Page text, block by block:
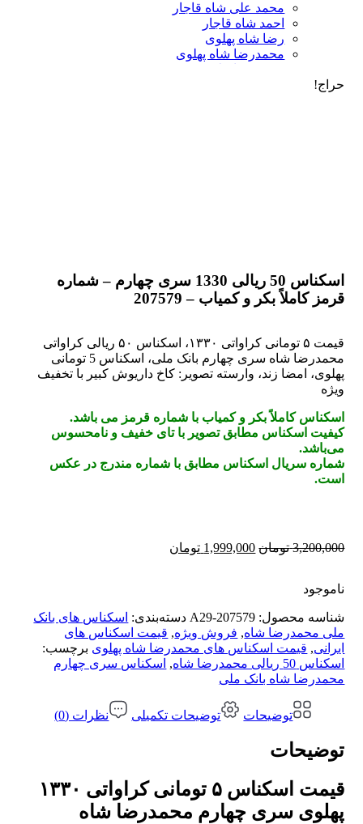
محمد علی شاه قاجار
احمد شاه قاجار
رضا شاه پهلوی
محمدرضا شاه پهلوی
مجله
نشان
گردنبند
انگشتر
حراج!
اسکناس 50 ریالی 1330 سری چهارم – شماره
قرمز کاملاً بکر و کمیاب – 207579
قیمت ۵ تومانی کراواتی ۱۳۳۰، اسکناس ۵۰ ریالی کراواتی
محمدرضا شاه سری چهارم بانک ملی، اسکناس 5 تومانی
پهلوی، امضا زند، وارسته تصویر: کاخ داریوش کبیر با تخفیف
ویژه
اسکناس کاملاً بکر و کمیاب با شماره قرمز می باشد.
کیفیت اسکناس مطابق تصویر با تای خفیف و نامحسوس
می‌باشد.
شماره سریال اسکناس مطابق با شماره مندرج در عکس
است.
3,200,000 تومان 1,999,000 تومان
ناموجود
شناسه محصول: A29-207579 دسته‌بندی: اسکناس های بانک
ملی محمدرضا شاه, فروش ویژه, قیمت اسکناس های
ایرانی, قیمت اسکناس های محمدرضا شاه پهلوی برچسب:
اسکناس 50 ریالی محمدرضا شاه
, اسکناس سری چهارم
محمدرضا شاه بانک ملی
توضیحات توضیحات تکمیلی نظرات (0)
توضیحات
قیمت اسکناس ۵ تومانی کراواتی ۱۳۳۰
پهلوی سری چهارم محمدرضا شاه